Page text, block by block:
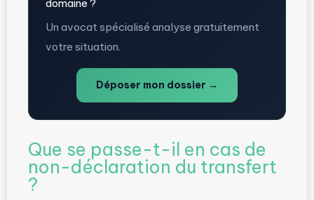
domaine ?
Un avocat spécialisé analyse gratuitement
votre situation.
Déposer mon dossier →
Que se passe-t-il en cas de
non-déclaration du transfert
?